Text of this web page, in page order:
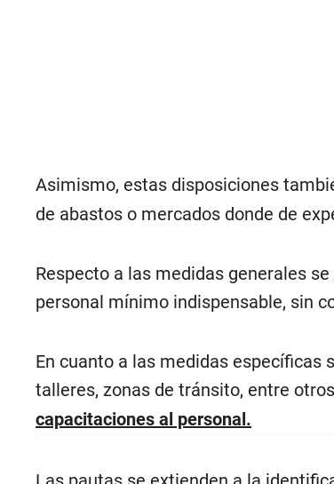
Asimismo, estas disposiciones
de abastos o mercados donde de
Respecto a las medidas generales
personal mínimo indispensable, sin
En cuanto a las medidas específicas
talleres, zonas de tránsito, entre
capacitaciones al personal.